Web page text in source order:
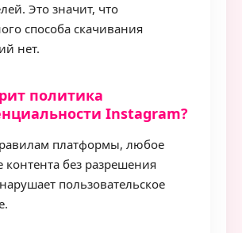
Это значит, что
способа скачивания
нет.
политика
Instagram?
платформы, любое
контента без разрешения
пользовательское